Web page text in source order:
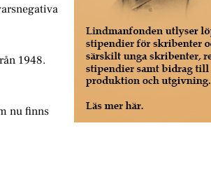
1948.
nu finns